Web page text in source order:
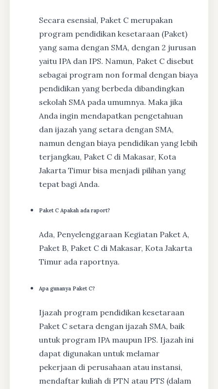
Secara esensial, Paket C merupakan
program pendidikan kesetaraan (Paket)
yang sama dengan SMA, dengan 2 jurusan
yaitu IPA dan IPS. Namun, Paket C disebut
sebagai program non formal dengan biaya
pendidikan yang berbeda dibandingkan
sekolah SMA pada umumnya. Maka jika
Anda ingin mendapatkan pengetahuan
dan ijazah yang setara dengan SMA,
namun dengan biaya pendidikan yang lebih
terjangkau, Paket C di Makasar, Kota
Jakarta Timur bisa menjadi pilihan yang
tepat bagi Anda.
Paket C Apakah ada raport?
Ada, Penyelenggaraan Kegiatan Paket A,
Paket B, Paket C di Makasar, Kota Jakarta
Timur ada raportnya.
Apa gunanya Paket C?
Ijazah program pendidikan kesetaraan
Paket C setara dengan ijazah SMA, baik
untuk program IPA maupun IPS. Ijazah ini
dapat digunakan untuk melamar
pekerjaan di perusahaan atau instansi,
mendaftar kuliah di PTN atau PTS (dalam